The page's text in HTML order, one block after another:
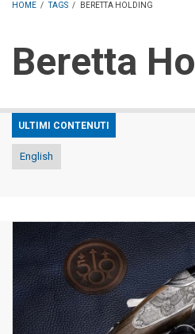
HOME / TAGS / BERETTA HOLDING
Beretta
ULTIMI CONTENUTI
English